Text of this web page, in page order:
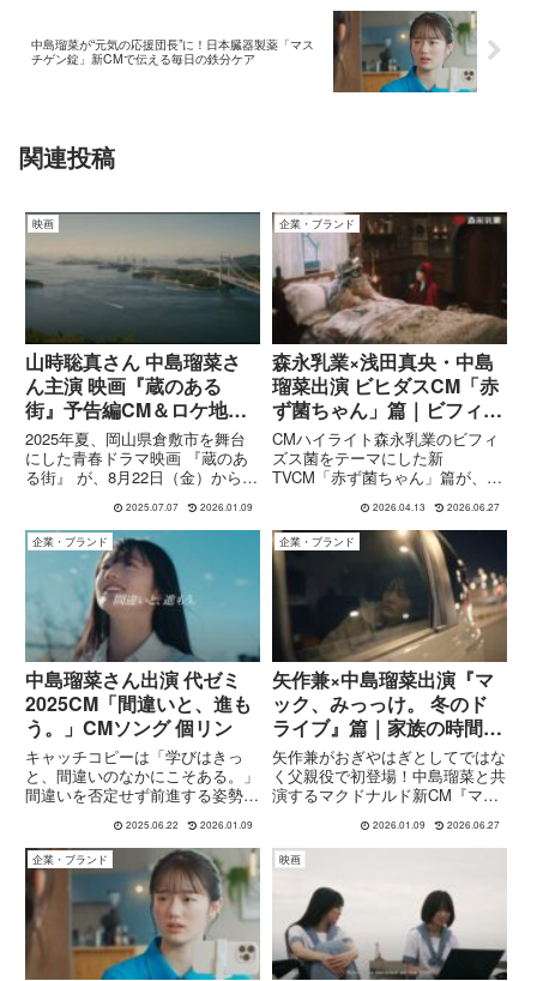
中島瑠菜が“元気の応援団長”に！日本臓器製薬「マス
チゲン錠」新CMで伝える毎日の鉄分ケア
関連投稿
映画
山時聡真さん 中島瑠菜さ
ん主演 映画『蔵のある
街』予告編CM＆ロケ地情
報 主題歌 手嶌葵さん
『風につつまれて』
2025年夏、岡山県倉敷市を舞台
にした青春ドラマ映画 『蔵のあ
る街』 が、8月22日（金）から全
敷市のMOVIX倉敷で先行上映）
上映スケジュール情報映画『蔵の
ある街』MOVIX倉敷初日舞台挨
拶 開催決定！『蔵...
2025.07.07 2026.01.09
企業・ブランド
森永乳業×浅田真央・中島
瑠菜出演 ビヒダスCM「赤
ず菌ちゃん」篇｜ビフィズ
ス菌の魅力
CMハイライト森永乳業のビフィ
ズス菌をテーマにした新
TVCM「赤ず菌ちゃん」篇が、
始されました。本CMには、ビフ
ィズス菌研究員役として浅田真央
さん、赤ず菌ちゃん役として中島
瑠菜さんが出演。さらに、お笑い
ト...
2026.04.13 2026.06.27
企業・ブランド
中島瑠菜さん出演 代ゼミ
2025CM「間違いと、進も
う。」CMソング 個リン
キャッチコピーは「学びはきっ
と、間違いのなかにこそある。」
間違いを否定せず前進する姿勢を
は “間違えてしまう自分”と“そこ
から学ぼうとする自分”の対話を
映し、受験勉強における失敗の肯
定と成長のプロセスを描いて...
2025.06.22 2026.01.09
企業・ブランド
矢作兼×中島瑠菜出演『マ
ック、みっっけ。 冬のド
ライブ』篇｜家族の時間を
描く新CMを物語で紹介
矢作兼がおぎやはぎとしてではな
く父親役で初登場！中島瑠菜と共
演するマクドナルド新CM『マッ
篇のストーリーと見どころを丁寧
に解説。
2026.01.09 2026.06.27
企業・ブランド 映画